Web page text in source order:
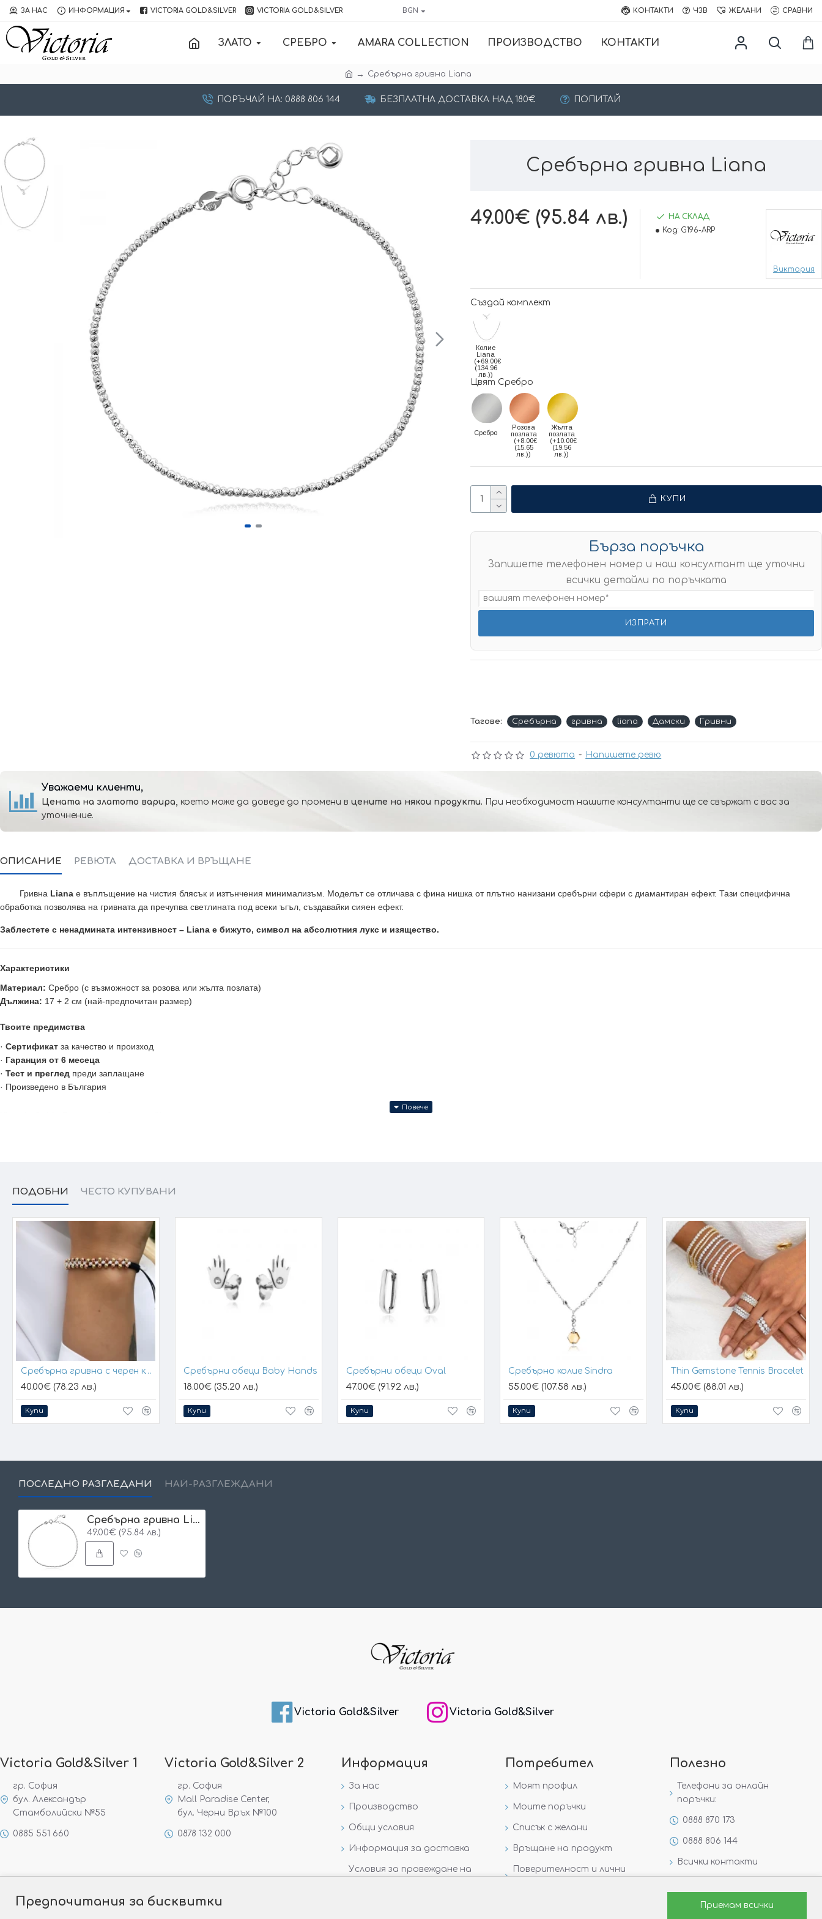
ЗА НАС ИНФОРМАЦИЯ VICTORIA GOLD&SILVER VICTORIA GOLD&SILVER BGN КОНТАКТИ ЧЗВ ЖЕЛАНИ СРАВНИ
ЗЛАТО СРЕБРО AMARA COLLECTION ПРОИЗВОДСТВО КОНТАКТИ
Сребърна гривна Liana
ПОРЪЧАЙ НА: 0888 806 144 БЕЗПЛАТНА ДОСТАВКА НАД 180€ ПОПИТАЙ
Сребърна гривна Liana
0 ревюта - Напишете ревю
49.00€ (95.84 лв.)
НА СКЛАД
Код: G196-ARP
Виктория
Създай комплект
Колие
Liana
(+69.00€
(134.96
лв.))
Цвят Сребро
Сребро
Розова
позлата
(+8.00€
(15.65
лв.))
Жълта
позлата
(+10.00€
(19.56
лв.))
КУПИ
Бърза поръчка
Запишете телефонен номер и наш консултант ще уточни
всички детайли по поръчката
Тагове: Сребърна гривна liana Дамски Гривни
Уважаеми клиенти,
Цената на златото варира, което може да доведе до промени в цените на някои продукти. При необходимост нашите консултанти ще се свържат с вас за
уточнение.
ОПИСАНИЕ РЕВЮТА ДОСТАВКА И ВРЪЩАНЕ
Гривна Liana е въплъщение на чистия блясък и изтънчения минимализъм. Моделът се отличава с фина нишка от плътно нанизани сребърни сфери с диамантиран ефект. Тази специфична
обработка позволява на гривната да пречупва светлината под всеки ъгъл, създавайки сияен ефект.
Заблестете с ненадмината интензивност – Liana е бижуто, символ на абсолютния лукс и изящество.
Характеристики
Материал: Сребро (с възможност за розова или жълта позлата)
Дължина: 17 + 2 см (най-предпочитан размер)
Твоите предимства
· Сертификат за качество и произход
· Гаранция от 6 месеца
· Тест и преглед преди заплащане
· Произведено в България
ПОДОБНИ ЧЕСТО КУПУВАНИ
Сребърна гривна с черен конец и позлатени топчета
40.00€ (78.23 лв.)
Купи
Сребърни обеци Baby Hands
18.00€ (35.20 лв.)
Купи
Сребърни обеци Oval
47.00€ (91.92 лв.)
Купи
Сребърно колие Sindra
55.00€ (107.58 лв.)
Купи
Thin Gemstone Tennis Bracelet
45.00€ (88.01 лв.)
Купи
ПОСЛЕДНО РАЗГЛЕДАНИ НАЙ-РАЗГЛЕЖДАНИ
Сребърна гривна Liana
49.00€ (95.84 лв.)
Victoria Gold&Silver Victoria Gold&Silver
Victoria Gold&Silver 1
гр. София
бул. Александър
Стамболийски №55
0885 551 660
Victoria Gold&Silver 2
гр. София
Mall Paradise Center,
бул. Черни Връх №100
0878 132 000
Информация
За нас
Производство
Общи условия
Информация за доставка
Условия за провеждане на
Потребител
Моят профил
Моите поръчки
Списък с желани
Връщане на продукт
Поверителност и лични
Полезно
Телефони за онлайн
поръчки:
0888 870 173
0888 806 144
Всички контакти
Защо да изберете Victoria
Предпочитания за бисквитки Приемам всички